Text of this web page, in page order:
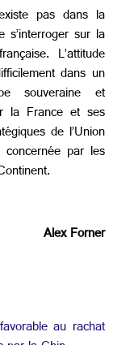
pas dans la
sur la
L’attitude
dans un
souveraine et
la France et ses
de l’Union
par les
Alex Forner
au rachat